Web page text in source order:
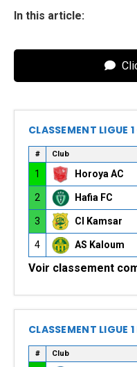
In this article:
CLASSEMENT LIGUE
# Club
1 Horoya AC
2 Hafia FC
3 CI Kamsar
4 AS Kaloum
Voir classement
CLASSEMENT LIGUE
# Club